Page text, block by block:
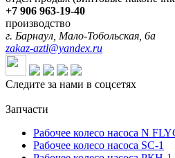
+7 906 963-19-40
производство
г. Барнаул, Мало-Тобольская, 6а
zakaz-aztl@yandex.ru
Следите за нами в соцсетях
Запчасти
Рабочее колесо насоса N
Рабочее колесо насоса SC-1